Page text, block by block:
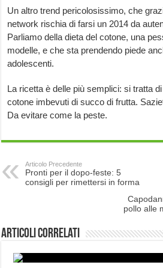
Un altro trend pericolosissimo, che
network rischia di farsi un 2014 da
Parliamo della dieta del cotone, una
modelle, e che sta prendendo piede
adolescenti.
La ricetta è delle più semplici: si tratta
cotone imbevuti di succo di frutta.
Da evitare come la peste.
Articolo Precedente
Pronti per il dopo-feste: 5
consigli per rimettersi in forma
pollo alle
Articoli correlati